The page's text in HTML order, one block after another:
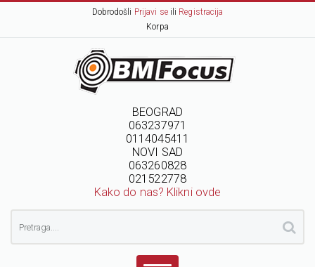
Dobrodošli Prijavi seili Registracija
Korpa
BEOGRAD
063237971
0114045411
NOVI SAD
063260828
021522778
Kako do nas? Klikni ovde